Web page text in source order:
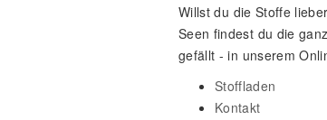
Willst du die Stoffe
Seen findest du die
gefällt - in unserem
Stoffladen
Kontakt